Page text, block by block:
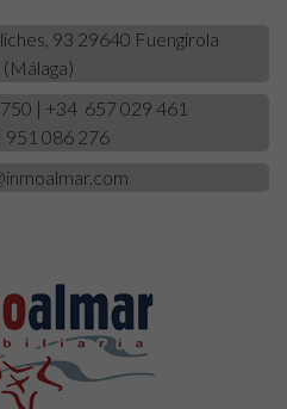
93 29640 Fuengirola
(Málaga)
| +34 657 029 461
951 086 276